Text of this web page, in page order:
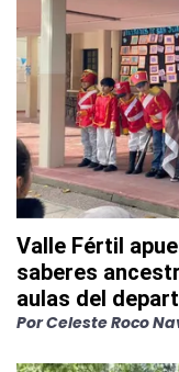
Valle Fértil
saberes
aulas del
PorCeleste Roco